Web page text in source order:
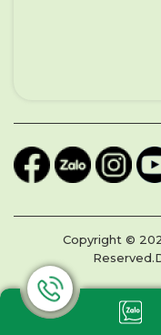
Copyright ©